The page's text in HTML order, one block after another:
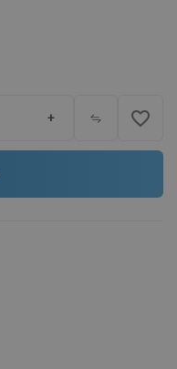
+ favorite_border